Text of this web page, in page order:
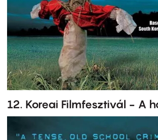
12. Koreai Filmfesztivál - A